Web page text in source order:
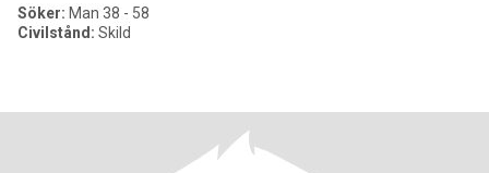
Söker: Man 38 - 58
Civilstånd: Skild